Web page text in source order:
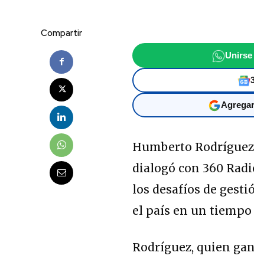
Compartir
Unirse
Humberto
dialogó con 360
los desafíos de
el país en un
Rodríguez, quien